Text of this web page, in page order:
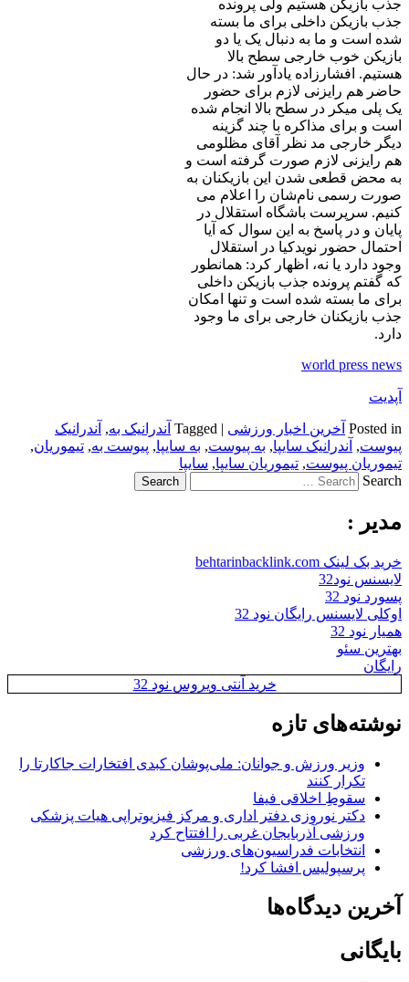
جذب بازیکن هستیم ولی پرونده
جذب بازیکن داخلی برای ما بسته
شده است و ما به دنبال یک یا دو
بازیکن خوب خارجی سطح بالا
هستیم. افشارزاده یادآور شد: در حال
حاضر هم رایزنی لازم برای حضور
یک پلی میکر در سطح بالا انجام شده
است و برای مذاکره با چند گزینه
دیگر خارجی مد نظر آقای مظلومی
هم رایزنی لازم صورت گرفته است و
به محض قطعی شدن این بازیکنان به
صورت رسمی نام‌شان را اعلام می
کنیم. سرپرست باشگاه استقلال در
پایان و در پاسخ به این سوال که آیا
احتمال حضور نویدکیا در استقلال
وجود دارد یا نه، اظهار کرد: همانطور
که گفتم پرونده جذب بازیکن داخلی
برای ما بسته شده است و تنها امکان
جذب بازیکنان خارجی برای ما وجود
دارد.
world press news
آپدیت
Posted in آخرین اخبار ورزشی |
Tagged آندرانیک به, آندرانیک
پیوست, آندرانیک سایپا, به پیوست, به سایپا, پیوست به, تیموریان,
تیموریان پیوست, تیموریان سایپا, سایپا
Search
مدیر :
خرید بک لینک behtarinbacklink.com
لایسنس نود32
پسورد نود 32
اوکلی لایسنس رایگان نود 32
همیار نود 32
بهترین سئو
رایگان
خرید آنتی ویروس نود 32
نوشته‌های تازه
وزیر ورزش و جوانان: ملی‌پوشان کبدی افتخارات جاکارتا را
تکرار کنند
سقوطِ اخلاقی فیفا
دکتر نوروزی دفتر اداری و مرکز فیزیوتراپی هیات پزشکی
ورزشی آذربایجان غربی را افتتاح کرد
انتخابات فدراسیون‌های ورزشی
پرسپولیس افشا کرد!
آخرین دیدگاه‌ها
بایگانی